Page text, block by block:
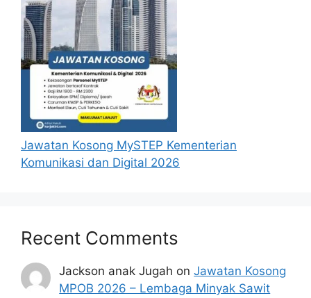
Jawatan Kosong MySTEP Kementerian
Komunikasi dan Digital 2026
Recent Comments
Jackson anak Jugah onJawatan Kosong
MPOB 2026 – Lembaga Minyak Sawit